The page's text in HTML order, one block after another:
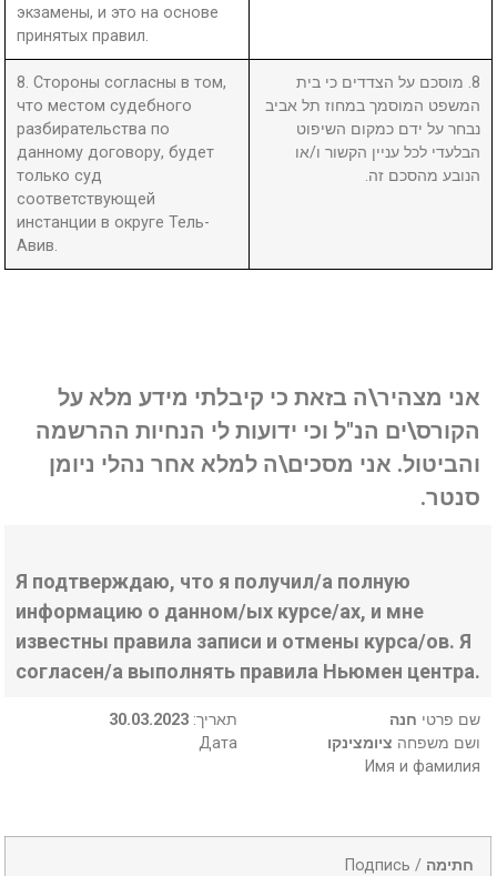
экзамены, и это на основе
принятых правил.
8. Стороны согласны в том,
что местом судебного
разбирательства по
данному договору, будет
только суд
соответствующей
инстанции в округе Тель-
Авив.
8. מוסכם על הצדדים כי בית
המשפט המוסמך במחוז תל אביב
נבחר על ידם כמקום השיפוט
הבלעדי לכל עניין הקשור ו/או
הנובע מהסכם זה.
אני מצהיר\ה בזאת כי קיבלתי מידע מלא על
הקורס\ים הנ"ל וכי ידועות לי הנחיות ההרשמה
והביטול. אני מסכים\ה למלא אחר נהלי ניומן
סנטר.
Я подтверждаю, что я получил/а полную
информацию о данном/ых курсе/ах, и мне
известны правила записи и отмены курса/ов. Я
согласен/а выполнять правила Ньюмен центра.
30.03.2023 :תאריך
Дата
שם פרטי חנה
ושם משפחה ציומצינקו
Имя и фамилия
Подпись / חתימה